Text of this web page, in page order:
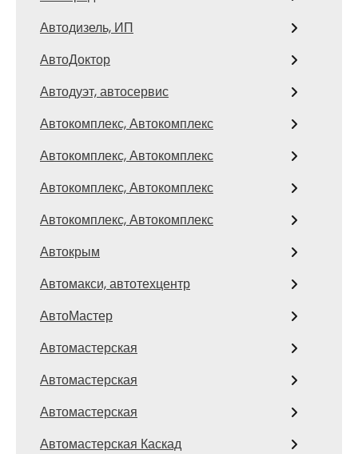
Автодизель, ИП
АвтоДоктор
Автодуэт, автосервис
Автокомплекс, Автокомплекс
Автокомплекс, Автокомплекс
Автокомплекс, Автокомплекс
Автокомплекс, Автокомплекс
Автокрым
Автомакси, автотехцентр
АвтоМастер
Автомастерская
Автомастерская
Автомастерская
Автомастерская Каскад